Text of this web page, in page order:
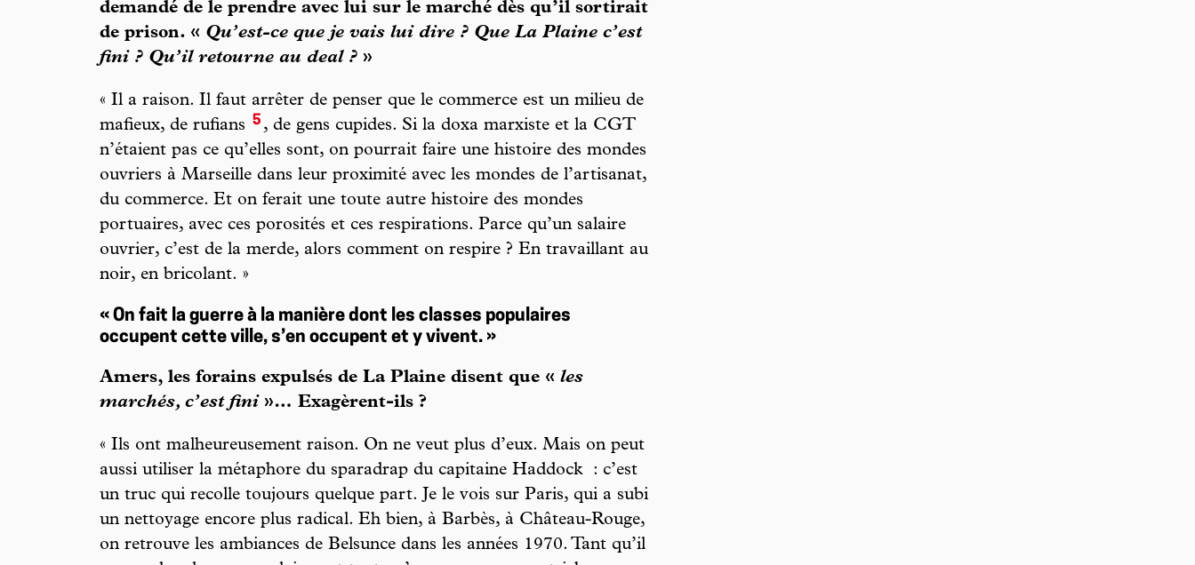
demandé de le prendre avec lui sur le marché dès qu’il sortirait
de prison. « Qu’est-ce que je vais lui dire ? Que La Plaine c’est
fini ? Qu’il retourne au deal ? »
« Il a raison. Il faut arrêter de penser que le commerce est un milieu de
mafieux, de rufians 5 , de gens cupides. Si la doxa marxiste et la CGT
n’étaient pas ce qu’elles sont, on pourrait faire une histoire des mondes
ouvriers à Marseille dans leur proximité avec les mondes de l’artisanat,
du commerce. Et on ferait une toute autre histoire des mondes
portuaires, avec ces porosités et ces respirations. Parce qu’un salaire
ouvrier, c’est de la merde, alors comment on respire ? En travaillant au
noir, en bricolant. »
« On fait la guerre à la manière dont les classes populaires
occupent cette ville, s’en occupent et y vivent. »
Amers, les forains expulsés de La Plaine disent que « les
marchés, c’est fini »… Exagèrent-ils ?
« Ils ont malheureusement raison. On ne veut plus d’eux. Mais on peut
aussi utiliser la métaphore du sparadrap du capitaine Haddock : c’est
un truc qui recolle toujours quelque part. Je le vois sur Paris, qui a subi
un nettoyage encore plus radical. Eh bien, à Barbès, à Château-Rouge,
on retrouve les ambiances de Belsunce dans les années 1970. Tant qu’il